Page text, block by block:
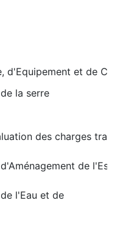
d'Equipement et de
la serre
des charges
de
l'Eau et de